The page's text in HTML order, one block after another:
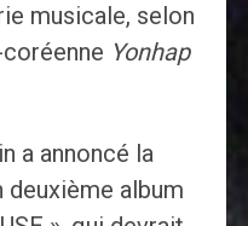
musicale, selon
Yonhap
a annoncé la
album